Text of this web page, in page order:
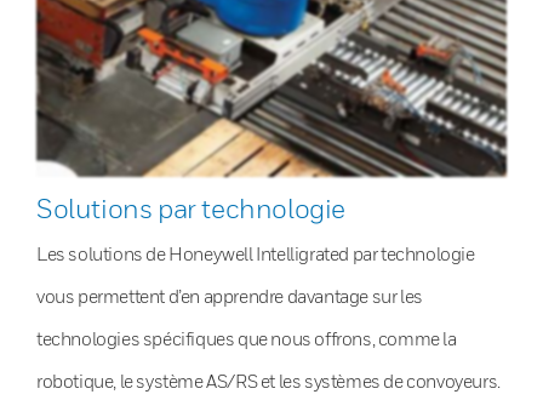
Solutions par technologie
Les solutions de Honeywell Intelligrated par technologie
vous permettent d’en apprendre davantage sur les
technologies spécifiques que nous offrons, comme la
robotique, le système AS/RS et les systèmes de convoyeurs.